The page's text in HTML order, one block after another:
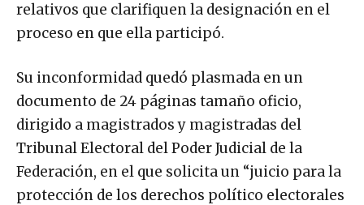
relativos que clarifiquen la designación en el
proceso en que ella participó.
Su inconformidad quedó plasmada en un
documento de 24 páginas tamaño oficio,
dirigido a magistrados y magistradas del
Tribunal Electoral del Poder Judicial de la
Federación, en el que solicita un “juicio para la
protección de los derechos político electorales